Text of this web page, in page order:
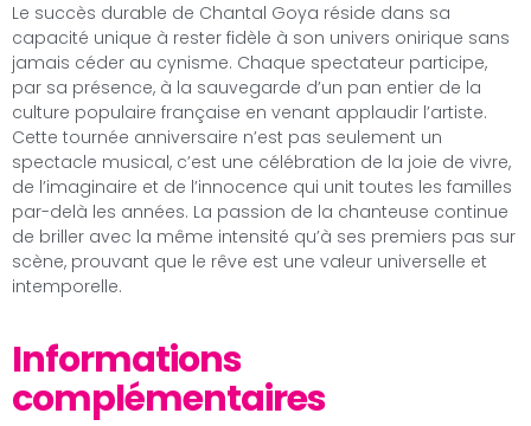
Le succès durable de Chantal Goya réside dans sa
capacité unique à rester fidèle à son univers onirique sans
jamais céder au cynisme. Chaque spectateur participe,
par sa présence, à la sauvegarde d’un pan entier de la
culture populaire française en venant applaudir l’artiste.
Cette tournée anniversaire n’est pas seulement un
spectacle musical, c’est une célébration de la joie de vivre,
de l’imaginaire et de l’innocence qui unit toutes les familles
par-delà les années. La passion de la chanteuse continue
de briller avec la même intensité qu’à ses premiers pas sur
scène, prouvant que le rêve est une valeur universelle et
intemporelle.
Informations
complémentaires